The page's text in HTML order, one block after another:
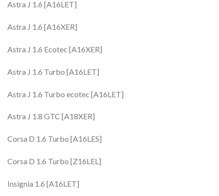
Astra J 1.6 [A16LET]
Astra J 1.6 [A16XER]
Astra J 1.6 Ecotec [A16XER]
Astra J 1.6 Turbo [A16LET]
Astra J 1.6 Turbo ecotec [A16LET]
Astra J 1.8 GTC [A18XER]
Corsa D 1.6 Turbo [A16LES]
Corsa D 1.6 Turbo [Z16LEL]
Insignia 1.6 [A16LET]